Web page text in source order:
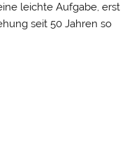
leichte Aufgabe, erst
seit 50 Jahren so